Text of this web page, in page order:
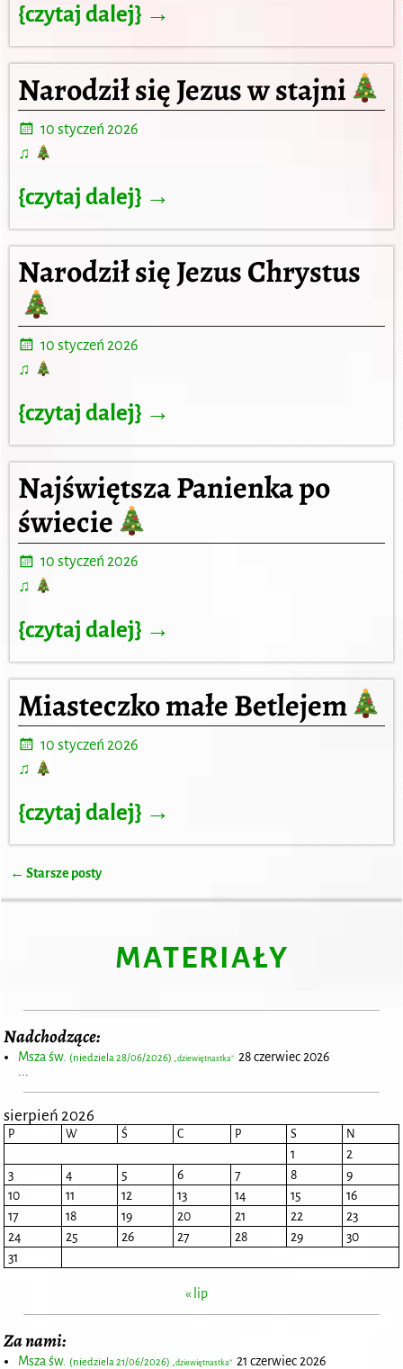
{czytaj dalej} →
Narodził się Jezus w stajni
10 styczeń 2026
♫
{czytaj dalej} →
Narodził się Jezus Chrystus
10 styczeń 2026
♫
{czytaj dalej} →
Najświętsza Panienka po
świecie
10 styczeń 2026
♫
{czytaj dalej} →
Miasteczko małe Betlejem
10 styczeń 2026
♫
{czytaj dalej} →
Nawigacja
← Starsze posty
MATERIAŁY
Nadchodzące:
Msza św. (niedziela 28/06/2026) „dziewiętnastka” 28 czerwiec 2026
sierpień 2026
P W Ś C P S N
1
2
3
4 5 6 7 8
9
10
11 12 13 14 15
16
17
18 19 20 21 22
23
24
25 26 27 28 29
30
31
« lip
Za nami:
Msza św. (niedziela 21/06/2026) „dziewiętnastka” 21 czerwiec 2026